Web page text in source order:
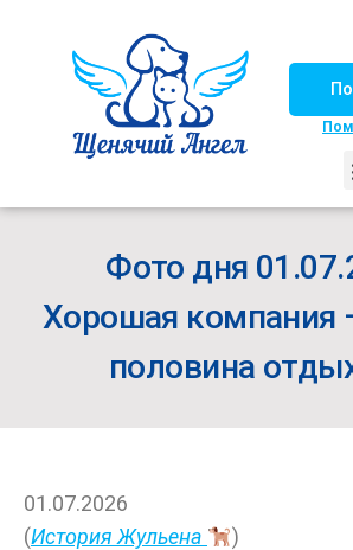
Фото дня
Хорошая компания
половина
01.07.2026
(История Жульена )